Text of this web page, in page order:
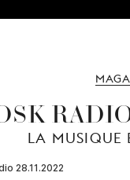
LA MUSIQUE